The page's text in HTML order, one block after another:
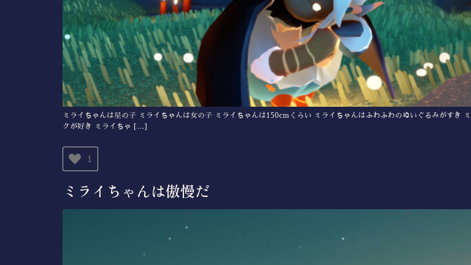
ミライちゃんは星の子 ミライちゃんは女の子 ミライちゃんは150cmくらい ミライちゃんはふわふわのぬいぐるみがすき
クが好き ミライちゃ […]
1
ミライちゃんは傲慢だ